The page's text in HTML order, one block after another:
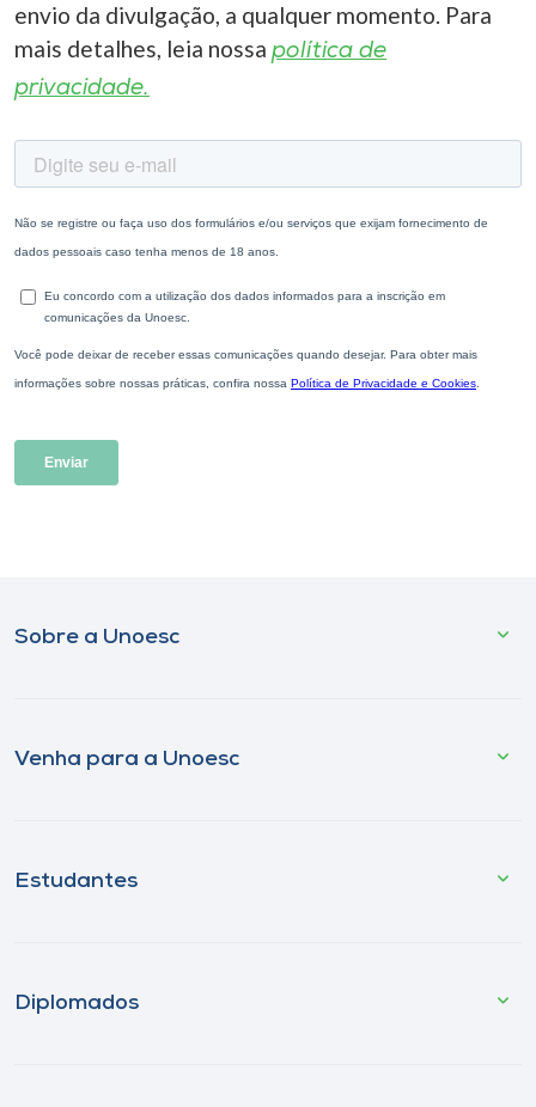
envio da divulgação, a qualquer momento. Para
mais detalhes, leia nossa política de
privacidade.
Sobre a Unoesc
Venha para a Unoesc
Estudantes
Diplomados